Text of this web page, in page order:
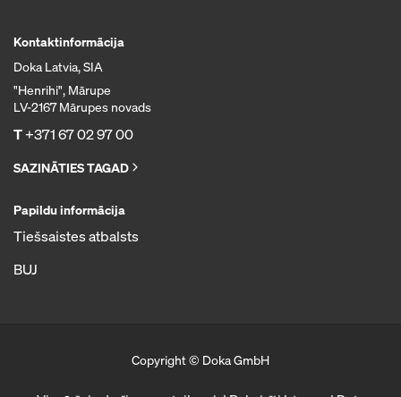
Kontaktinformācija
Doka Latvia, SIA
"Henrihi", Mārupe
LV-2167 Mārupes novads
T+371 67 02 97 00
SAZINĀTIES TAGAD
Papildu informācija
Tiešsaistes atbalsts
BUJ
Copyright © Doka GmbH